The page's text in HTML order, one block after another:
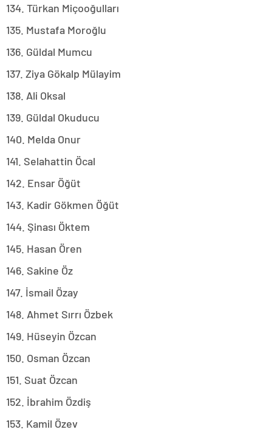
134. Türkan Miçooğulları
135. Mustafa Moroğlu
136. Güldal Mumcu
137. Ziya Gökalp Mülayim
138. Ali Oksal
139. Güldal Okuducu
140. Melda Onur
141. Selahattin Öcal
142. Ensar Öğüt
143. Kadir Gökmen Öğüt
144. Şinası Öktem
145. Hasan Ören
146. Sakine Öz
147. İsmail Özay
148. Ahmet Sırrı Özbek
149. Hüseyin Özcan
150. Osman Özcan
151. Suat Özcan
152. İbrahim Özdiş
153. Kamil Özev